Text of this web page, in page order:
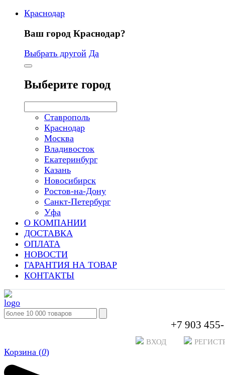
Краснодар
Ваш город Краснодар?
Выбрать другой Да
Выберите город
Ставрополь
Краснодар
Москва
Владивосток
Екатеринбург
Казань
Новосибирск
Ростов-на-Дону
Санкт-Петербург
Уфа
О КОМПАНИИ
ДОСТАВКА
ОПЛАТА
НОВОСТИ
ГАРАНТИЯ НА ТОВАР
КОНТАКТЫ
+7 903
ВХОД
Корзина (0)